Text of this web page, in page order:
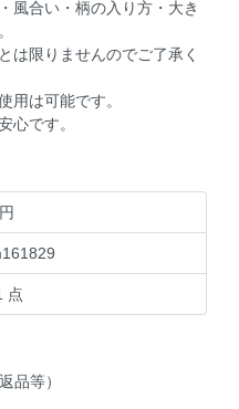
風合い・柄の入り方・大き
は限りませんのでご了承く
用は可能です。
心です。
点
品等）